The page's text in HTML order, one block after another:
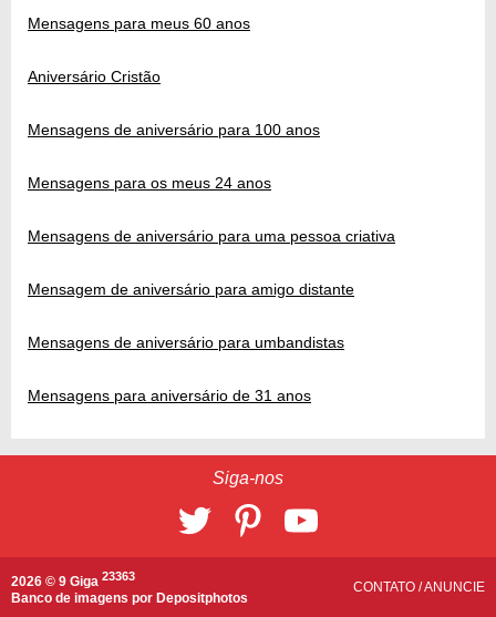
Mensagens para meus 60 anos
Aniversário Cristão
Mensagens de aniversário para 100 anos
Mensagens para os meus 24 anos
Mensagens de aniversário para uma pessoa criativa
Mensagem de aniversário para amigo distante
Mensagens de aniversário para umbandistas
Mensagens para aniversário de 31 anos
Siga-nos
2026 © 9 Giga 23363
Banco de imagens por Depositphotos
CONTATO /ANUNCIE